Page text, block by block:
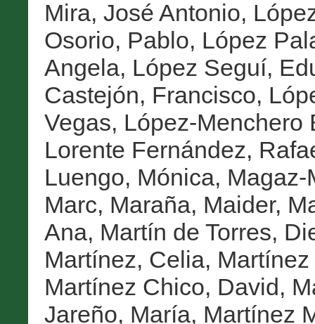
Mira, José Antonio,
Osorio, Pablo, López
Angela, López Seguí,
Castejón, Francisco,
Vegas, López-Menchero
Lorente Fernández,
Luengo, Mónica, Magaz-
Marc, Maraña, Maider,
Ana, Martín de Torres,
Martínez, Celia,
Martínez Chico, David,
Jareño, María, Martínez